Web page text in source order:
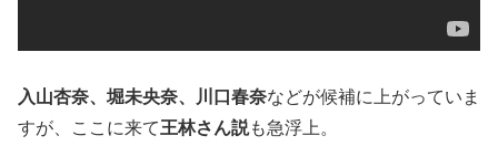
入山杏奈、堀未央奈、川口春奈などが候補に上がっていま
すが、ここに来て王林さん説も急浮上。